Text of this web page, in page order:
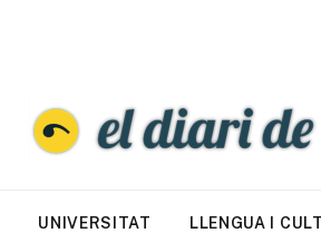
UNIVERSITAT LLENGUA I